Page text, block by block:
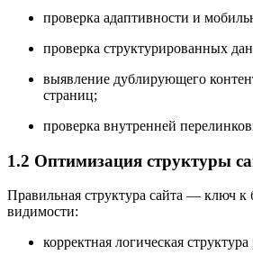
проверка адаптивности и
проверка структурированных
выявление дублирующего
страниц;
проверка внутренней
1.2 Оптимизация структуры
Правильная структура сайта — ключ к
видимости:
корректная логическая структура